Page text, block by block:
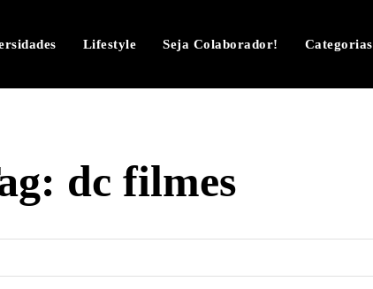
Lifestyle Seja Colaborador! Categorias
dc filmes